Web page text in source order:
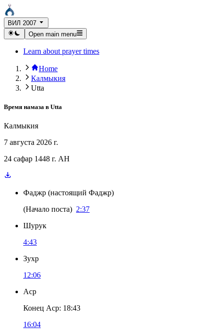
ВИЛ 2007
Open main menu
Learn about prayer times
Home
Калмыкия
Utta
Время намаза в Utta
Калмыкия
7 августа 2026 г.
24 сафар 1448 г. AH
Фаджр (настоящий Фаджр)
(Начало поста) 2:37
Шурук
4:43
Зухр
12:06
Аср
Конец Аср: 18:43
16:04